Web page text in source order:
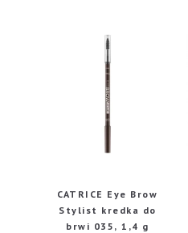
CATRICE Eye Brow
Stylist kredka do
brwi 035, 1,4 g